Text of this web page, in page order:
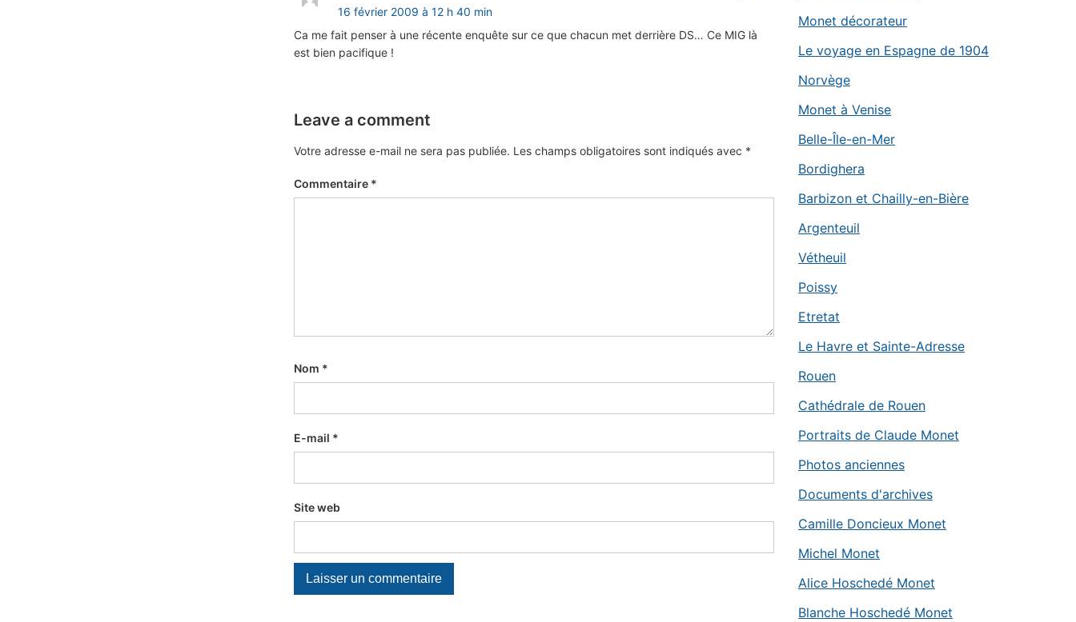
16 février 2009 à 12 h 40 min
Ca me fait penser à une récente enquête sur ce que chacun met derrière DS… Ce MIG là
est bien pacifique !
Leave a comment
Votre adresse e-mail ne sera pas publiée. Les champs obligatoires sont indiqués avec *
Commentaire *
Nom *
E-mail *
Site web
Monet décorateur
Le voyage en Espagne de 1904
Norvège
Monet à Venise
Belle-Île-en-Mer
Bordighera
Barbizon et Chailly-en-Bière
Argenteuil
Vétheuil
Poissy
Etretat
Le Havre et Sainte-Adresse
Rouen
Cathédrale de Rouen
Portraits de Claude Monet
Photos anciennes
Documents d'archives
Camille Doncieux Monet
Michel Monet
Alice Hoschedé Monet
Blanche Hoschedé Monet